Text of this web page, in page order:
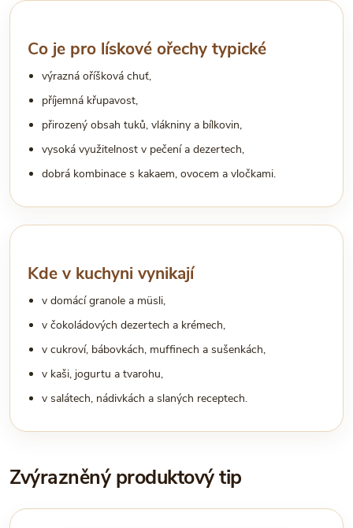
Co je pro lískové ořechy typické
výrazná oříšková chuť,
příjemná křupavost,
přirozený obsah tuků, vlákniny a bílkovin,
vysoká využitelnost v pečení a dezertech,
dobrá kombinace s kakaem, ovocem a vločkami.
Kde v kuchyni vynikají
v domácí granole a müsli,
v čokoládových dezertech a krémech,
v cukroví, bábovkách, muffinech a sušenkách,
v kaši, jogurtu a tvarohu,
v salátech, nádivkách a slaných receptech.
Zvýrazněný produktový tip